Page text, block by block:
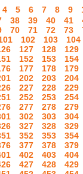
4 5 6 7 8 9
38 39 40 41
70 71 72 73
102 103 104
127 128 129
152 153 154
177 178 179
202 203 204
227 228 229
252 253 254
277 278 279
302 303 304
327 328 329
352 353 354
377 378 379
402 403 404
427 428 429